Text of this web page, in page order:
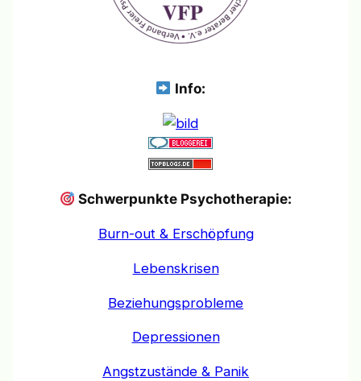
Info:
Schwerpunkte Psychotherapie:
Burn-out & Erschöpfung
Lebenskrisen
Beziehungsprobleme
Depressionen
Angstzustände & Panik